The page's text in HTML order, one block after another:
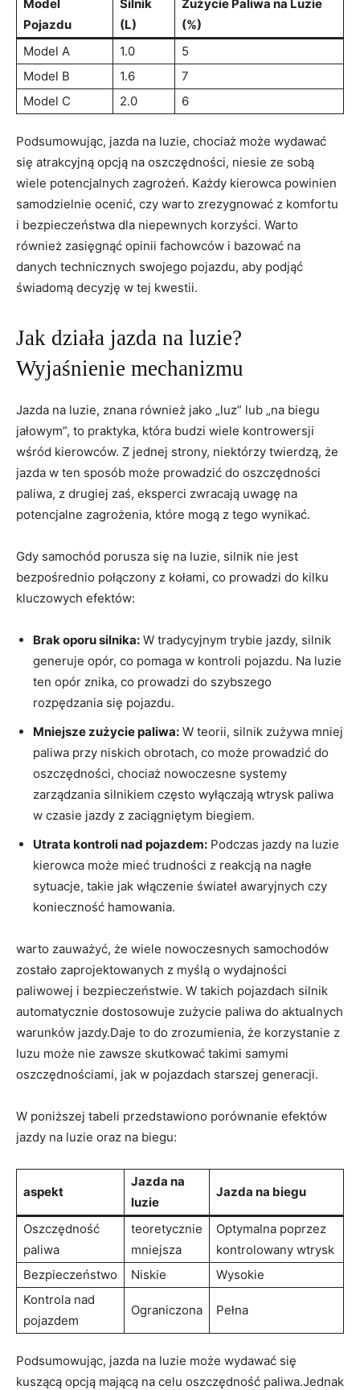
Model
Pojazdu
Silnik
(L)
Zużycie Paliwa na Luzie
(%)
Model A
1.0
5
Model B
1.6
7
Model C
2.0 6
Podsumowując, jazda na luzie, chociaż może wydawać
się atrakcyjną opcją na oszczędności, niesie ze sobą
wiele potencjalnych zagrożeń. Każdy kierowca powinien
samodzielnie ocenić, czy warto zrezygnować z komfortu
i bezpieczeństwa dla niepewnych korzyści. Warto
również zasięgnąć opinii fachowców i bazować na
danych technicznych swojego pojazdu, aby podjąć
świadomą decyzję w tej kwestii.
Jak działa jazda na luzie?
Wyjaśnienie mechanizmu
Jazda na luzie, znana również jako „luz” lub „na biegu
jałowym”, to praktyka, która budzi wiele kontrowersji
wśród kierowców. Z jednej strony, niektórzy twierdzą, że
jazda w ten sposób może prowadzić do oszczędności
paliwa, z drugiej zaś, eksperci zwracają uwagę na
potencjalne zagrożenia, które mogą z tego wynikać.
Gdy samochód porusza się na luzie, silnik nie jest
bezpośrednio połączony z kołami, co prowadzi do kilku
kluczowych efektów:
Brak oporu silnika: W tradycyjnym trybie jazdy, silnik
generuje opór, co pomaga w kontroli pojazdu. Na luzie
ten opór znika, co prowadzi do szybszego
rozpędzania się pojazdu.
Mniejsze zużycie paliwa: W teorii, silnik zużywa mniej
paliwa przy niskich obrotach, co może prowadzić do
oszczędności, chociaż nowoczesne systemy
zarządzania silnikiem często wyłączają wtrysk paliwa
w czasie jazdy z zaciągniętym biegiem.
Utrata kontroli nad pojazdem: Podczas jazdy na luzie
kierowca może mieć trudności z reakcją na nagłe
sytuacje, takie jak włączenie świateł awaryjnych czy
konieczność hamowania.
warto zauważyć, że wiele nowoczesnych samochodów
zostało zaprojektowanych z myślą o wydajności
paliwowej i bezpieczeństwie. W takich pojazdach silnik
automatycznie dostosowuje zużycie paliwa do aktualnych
warunków jazdy.Daje to do zrozumienia, że korzystanie z
luzu może nie zawsze skutkować takimi samymi
oszczędnościami, jak w pojazdach starszej generacji.
W poniższej tabeli przedstawiono porównanie efektów
jazdy na luzie oraz na biegu:
aspekt
Jazda na
luzie
Jazda na biegu
Oszczędność
paliwa
teoretycznie
mniejsza
Optymalna poprzez
kontrolowany wtrysk
Bezpieczeństwo
Niskie
Wysokie
Kontrola nad
pojazdem
Ograniczona Pełna
Podsumowując, jazda na luzie może wydawać się
kuszącą opcją mającą na celu oszczędność paliwa.Jednak